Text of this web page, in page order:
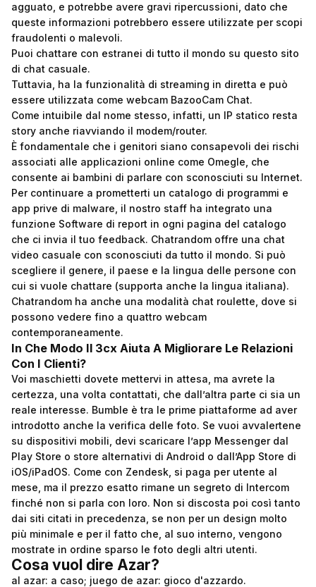
agguato, e potrebbe avere gravi ripercussioni, dato che
queste informazioni potrebbero essere utilizzate per scopi
fraudolenti o malevoli.
Puoi chattare con estranei di tutto il mondo su questo sito
di chat casuale.
Tuttavia, ha la funzionalità di streaming in diretta e può
essere utilizzata come webcam BazooCam Chat.
Come intuibile dal nome stesso, infatti, un IP statico resta
story anche riavviando il modem/router.
È fondamentale che i genitori siano consapevoli dei rischi
associati alle applicazioni online come Omegle, che
consente ai bambini di parlare con sconosciuti su Internet.
Per continuare a prometterti un catalogo di programmi e
app prive di malware, il nostro staff ha integrato una
funzione Software di report in ogni pagina del catalogo
che ci invia il tuo feedback. Chatrandom offre una chat
video casuale con sconosciuti da tutto il mondo. Si può
scegliere il genere, il paese e la lingua delle persone con
cui si vuole chattare (supporta anche la lingua italiana).
Chatrandom ha anche una modalità chat roulette, dove si
possono vedere fino a quattro webcam
contemporaneamente.
In Che Modo Il 3cx Aiuta A Migliorare Le Relazioni
Con I Clienti?
Voi maschietti dovete mettervi in attesa, ma avrete la
certezza, una volta contattati, che dall’altra parte ci sia un
reale interesse. Bumble è tra le prime piattaforme ad aver
introdotto anche la verifica delle foto. Se vuoi avvalertene
su dispositivi mobili, devi scaricare l’app Messenger dal
Play Store o store alternativi di Android o dall’App Store di
iOS/iPadOS. Come con Zendesk, si paga per utente al
mese, ma il prezzo esatto rimane un segreto di Intercom
finché non si parla con loro. Non si discosta poi così tanto
dai siti citati in precedenza, se non per un design molto
più minimale e per il fatto che, al suo interno, vengono
mostrate in ordine sparso le foto degli altri utenti.
Cosa vuol dire Azar?
al azar: a caso; juego de azar: gioco d'azzardo.